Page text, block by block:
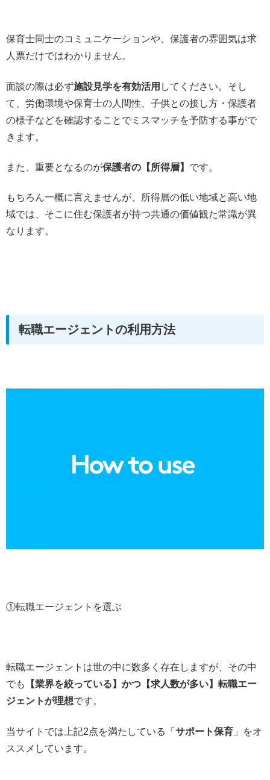
保育士同士のコミュニケーションや、保護者の雰囲気は求
人票だけではわかりません。
面談の際は必ず施設見学を有効活用 してください。そし
て、労働環境や保育士の人間性、子供との接し方・保護者
の様子などを確認することでミスマッチを予防する事がで
きます。
また、重要となるのが保護者の【所得層】 です。
もちろん一概に言えませんが、所得層の低い地域と高い地
域では、そこに住む保護者が持つ共通の価値観た常識が異
なります。
転職エージェントの利用方法
①転職エージェントを選ぶ
転職エージェントは世の中に数多く存在しますが、その中
でも
【業界を絞っている】かつ【求人数が多い】転職エー
ジェントが理想です。
当サイトでは上記2点を満たしている「 サポート保育 」をオ
ススメしています。